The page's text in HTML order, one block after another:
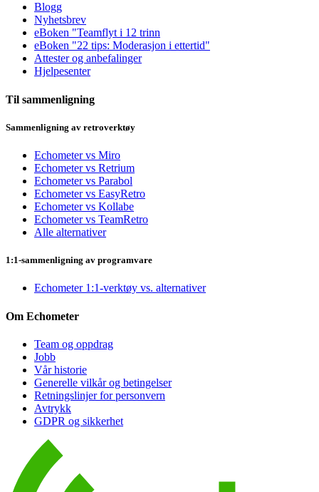
Blogg
Nyhetsbrev
eBoken "Teamflyt i 12 trinn
eBoken "22 tips: Moderasjon i ettertid"
Attester og anbefalinger
Hjelpesenter
Til sammenligning
Sammenligning av retroverktøy
Echometer vs Miro
Echometer vs Retrium
Echometer vs Parabol
Echometer vs EasyRetro
Echometer vs Kollabe
Echometer vs TeamRetro
Alle alternativer
1:1-sammenligning av programvare
Echometer 1:1-verktøy vs. alternativer
Om Echometer
Team og oppdrag
Jobb
Vår historie
Generelle vilkår og betingelser
Retningslinjer for personvern
Avtrykk
GDPR og sikkerhet